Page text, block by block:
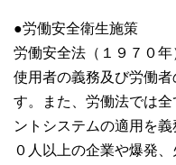
●労働安全衛生施策
労働安全法（１９７０
使用者の義務及び労働
す。また、労働法では
ントシステムの適用を
０人以上の企業や爆発